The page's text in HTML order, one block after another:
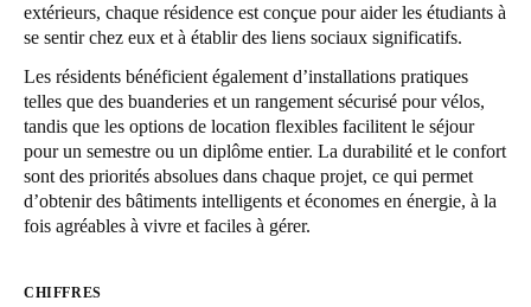
Deutsch
Switzerland
DeutschFrançaisItaliano
United Kingdom
English
extérieurs, chaque résidence est conçue pour aider les étudiants à
se sentir chez eux et à établir des liens sociaux significatifs.
Les résidents bénéficient également d’installations pratiques
telles que des buanderies et un rangement sécurisé pour vélos,
tandis que les options de location flexibles facilitent le séjour
pour un semestre ou un diplôme entier. La durabilité et le confort
sont des priorités absolues dans chaque projet, ce qui permet
d’obtenir des bâtiments intelligents et économes en énergie, à la
fois agréables à vivre et faciles à gérer.
CHIFFRES